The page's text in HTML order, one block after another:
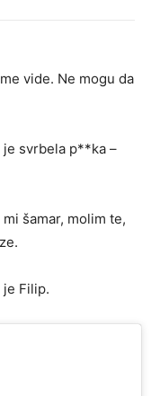
vide. Ne mogu da
je svrbela p**ka –
šamar, molim te,
je Filip.